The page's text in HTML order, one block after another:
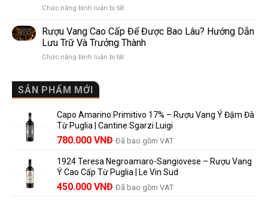
So
Dễ
Hiểu
Người
Điểm
khác
nhau
và
vì
lựa
chọn
đáng
Chức năng bình luận bị tắtở
en
Bouteille
au
Château
nhãn
rượu
vang
và
những
người
Rượu Vang Cao Cấp Để Được Bao Lâu? Hướng Dẫn
Lưu Trữ Và Trưởng Thành
Chức năng bình luận bị tắtở
Được
Bao
Lâu?
Hướng
Dẫn
Lưu
Trữ
Và
SẢN PHẨM MỚI
Capo Amarino Primitivo 17% – Rượu Vang Ý Đậm Đà
Từ Puglia | Cantine Sgarzi Luigi
Giá
là:
858.000 VNĐ.
780.000 VNĐ Giá
tại
là:
780.000 VNĐ.
Đã bao gồm VAT
1924 Teresa Negroamaro-Sangiovese – Rượu Vang
Ý Cao Cấp Từ Puglia | Le Vin Sud
Giá
450.000 VNĐ Giá
Đã bao gồm VAT